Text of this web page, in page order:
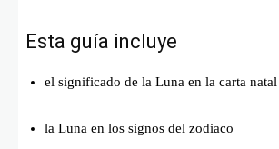
Esta guía incluye
el significado de la Luna en la carta natal
la Luna en los signos del zodiaco